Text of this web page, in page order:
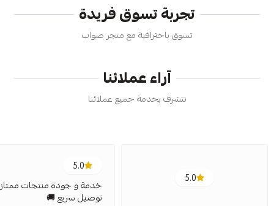
تجربة تسوق فريدة
تسوق باحترافية مع متجر صواب
آراء عملائنا
نتشرف بخدمة جميع عملائنا
5.0
5.0
خدمة و جودة منتجات
توصيل سريع 🚚